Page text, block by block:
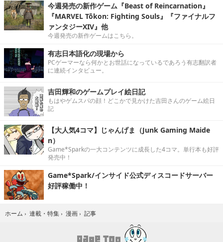
今週発売の新作ゲーム『Beast of Reincarnation』
『MARVEL Tōkon: Fighting Souls』『ファイナルフ
ァンタジーXIV』他
今週発売の新作ゲームはこちら。
有志日本語化の現場から
PCゲーマーなら何かとお世話になっているであろう有志翻訳者
に連続インタビュー。
吉田輝和のゲームプレイ絵日記
もはやゲムスパの顔！どこかで見かけた吉田さんのゲーム絵日
記
【大人気4コマ】じゃんげま（Junk Gaming Maide
n）
Game*Sparkの一大コンテンツに成長した4コマ。単行本も好評
発売中！
Game*Spark/インサイド公式ディスコードサーバー
好評稼働中！
ホーム › 連載・特集 › 漫画 › 記事